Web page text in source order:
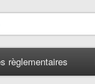
règlementaires